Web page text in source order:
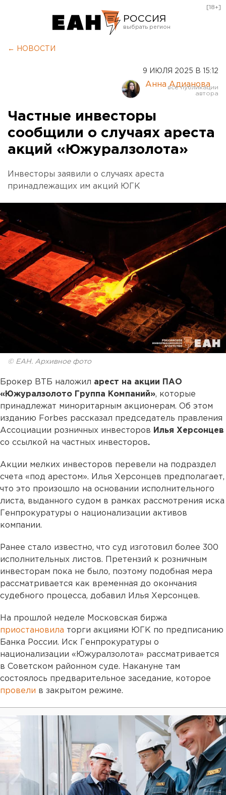
РОССИЯ
Курган
Оренбург
[18+]
← НОВОСТИ
9 ИЮЛЯ 2025 В 15:12
Анна Адианова
Частные инвесторы
сообщили о случаях ареста
акций «Южуралзолота»
Инвесторы заявили о случаях ареста
принадлежащих им акций ЮГК
© ЕАН. Архивное фото
Брокер ВТБ наложил арест на акции ПАО
«Южуралзолото Группа Компаний», которые
принадлежат миноритарным акционерам. Об этом
изданию Forbes рассказал председатель правления
Ассоциации розничных инвесторов Илья Херсонцев
со ссылкой на частных инвесторов.
Акции мелких инвесторов перевели на подраздел
счета «под арестом». Илья Херсонцев предполагает,
что это произошло на основании исполнительного
листа, выданного судом в рамках рассмотрения иска
Генпрокуратуры о национализации активов
компании.
Ранее стало известно, что суд изготовил более 300
исполнительных листов. Претензий к розничным
инвесторам пока не было, поэтому подобная мера
рассматривается как временная до окончания
судебного процесса, добавил Илья Херсонцев.
На прошлой неделе Московская биржа
приостановила торги акциями ЮГК по предписанию
Банка России. Иск Генпрокуратуры о
национализации «Южуралзолота» рассматривается
в Советском районном суде. Накануне там
состоялось предварительное заседание, которое
провели в закрытом режиме.